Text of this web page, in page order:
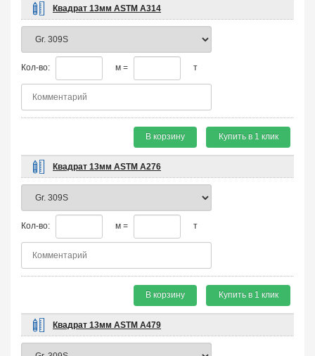
Квадрат 13мм ASTM A314
Кол-во: м = т
В корзину Купить в 1 клик
Квадрат 13мм ASTM A276
Кол-во: м = т
В корзину Купить в 1 клик
Квадрат 13мм ASTM A479